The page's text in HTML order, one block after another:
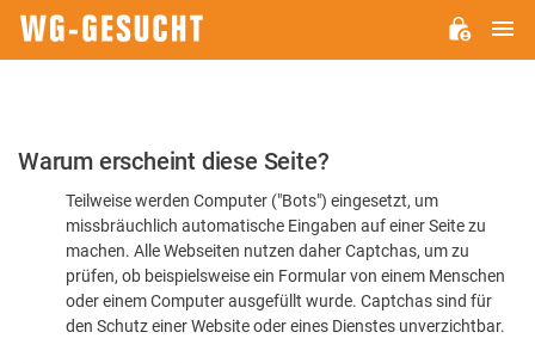
Bitte
dass
Warum erscheint diese Seite?
Teilweise werden Computer ("Bots") eingesetzt, um
missbräuchlich automatische Eingaben auf einer Seite zu
machen. Alle Webseiten nutzen daher Captchas, um zu
prüfen, ob beispielsweise ein Formular von einem Menschen
oder einem Computer ausgefüllt wurde. Captchas sind für
den Schutz einer Website oder eines Dienstes unverzichtbar.